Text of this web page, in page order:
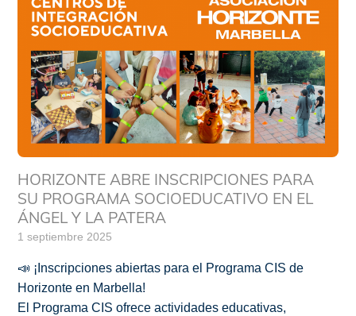
HORIZONTE ABRE INSCRIPCIONES PARA
SU PROGRAMA SOCIOEDUCATIVO EN EL
ÁNGEL Y LA PATERA
1 septiembre 2025
📣 ¡Inscripciones abiertas para el Programa CIS de
Horizonte en Marbella!
El Programa CIS ofrece actividades educativas,